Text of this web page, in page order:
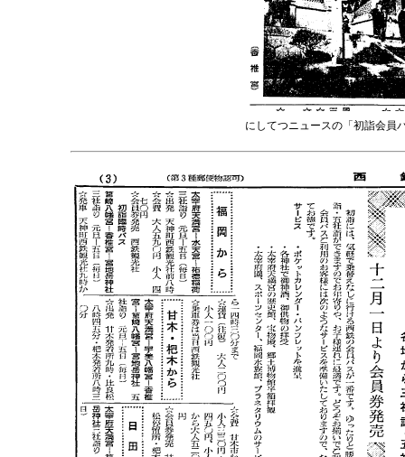
にしてつニュースの「初詣会員